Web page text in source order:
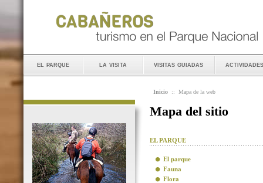
el parque la visita visitas guiadas actividades
Inicio :: Mapa de la web
Mapa del sitio
EL PARQUE
El parque
Fauna
Flora